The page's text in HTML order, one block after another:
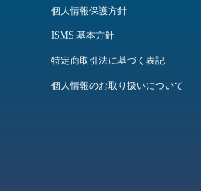
個人情報保護方針
ISMS 基本方針
特定商取引法に基づく表記
個人情報のお取り扱いについて